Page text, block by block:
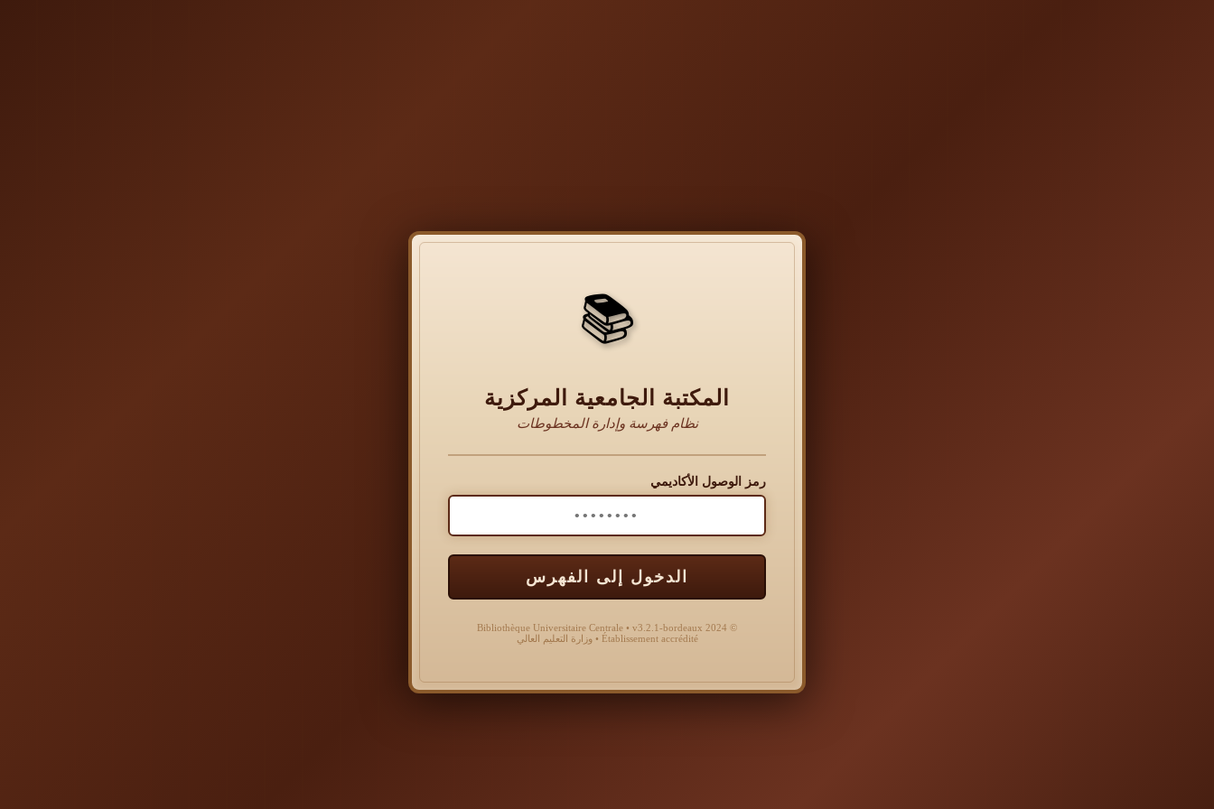
📚
المكتبة الجامعية المركزية
نظام فهرسة وإدارة المخطوطات
رمز الوصول الأكاديمي
الدخول إلى الفهرس
© 2024 Bibliothèque Universitaire Centrale • v3.2.1-bordeaux
Établissement accrédité • وزارة التعليم العالي